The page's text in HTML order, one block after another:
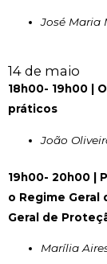
José Maria
14 de maio
18h00- 19h00 |
práticos
João
19h00- 20h00 |
o Regime Geral
Geral de
Marília